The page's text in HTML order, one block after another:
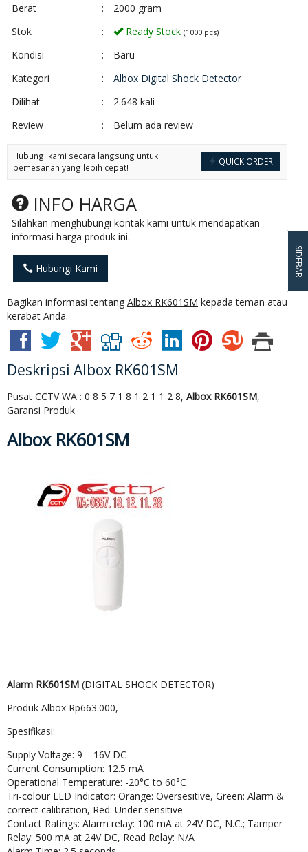
Berat
:
2000 gram
Stok
: Ready Stock (1000 pcs)
Kondisi :
Baru
Kategori
:
Albox Digital Shock Detector
Dilihat
:
2.648 kali
Review
: Belum ada review
QUICK ORDER
Hubungi kami secara langsung untuk
pemesanan yang lebih cepat!
INFO HARGA
Silahkan menghubungi kontak kami untuk mendapatkan
informasi harga produk ini.
Hubungi Kami
Bagikan informasi tentang Albox RK601SM kepada teman atau
kerabat Anda.
Deskripsi Albox RK601SM
Pusat CCTV WA : 0 8 5 7 1 8 1 2 1 1 2 8, Albox RK601SM,
Garansi Produk
Albox RK601SM
Alarm RK601SM (DIGITAL SHOCK DETECTOR)
Produk Albox Rp663.000,-
Spesifikasi:
Supply Voltage: 9 – 16V DC
Current Consumption: 12.5 mA
Operational Temperature: -20°C to 60°C
Tri-colour LED Indicator: Orange: Oversesitive, Green: Alarm &
correct calibration, Red: Under sensitive
Contact Ratings: Alarm relay: 100 mA at 24V DC, N.C.; Tamper
Relay: 500 mA at 24V DC, Read Relay: N/A
SIDEBAR